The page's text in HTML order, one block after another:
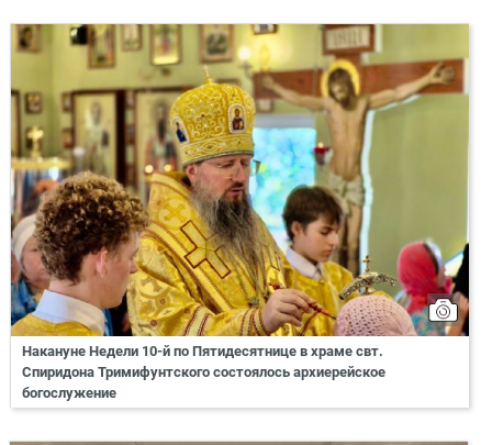
Накануне Недели 10-й по Пятидесятнице в храме свт.
Спиридона Тримифунтского состоялось архиерейское
богослужение